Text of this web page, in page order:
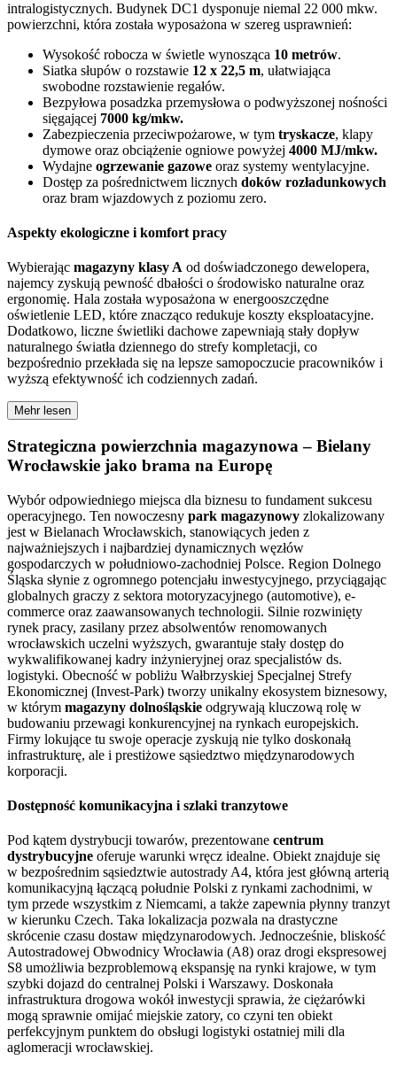
intralogistycznych. Budynek DC1 dysponuje niemal 22 000 mkw.
powierzchni, która została wyposażona w szereg usprawnień:
Wysokość robocza w świetle wynosząca 10 metrów.
Siatka słupów o rozstawie 12 x 22,5 m, ułatwiająca
swobodne rozstawienie regałów.
Bezpyłowa posadzka przemysłowa o podwyższonej nośności
sięgającej 7000 kg/mkw.
Zabezpieczenia przeciwpożarowe, w tym tryskacze, klapy
dymowe oraz obciążenie ogniowe powyżej 4000 MJ/mkw.
Wydajne ogrzewanie gazowe oraz systemy wentylacyjne.
Dostęp za pośrednictwem licznych doków rozładunkowych
oraz bram wjazdowych z poziomu zero.
Aspekty ekologiczne i komfort pracy
Wybierając magazyny klasy A od doświadczonego dewelopera,
najemcy zyskują pewność dbałości o środowisko naturalne oraz
ergonomię. Hala została wyposażona w energooszczędne
oświetlenie LED, które znacząco redukuje koszty eksploatacyjne.
Dodatkowo, liczne świetliki dachowe zapewniają stały dopływ
naturalnego światła dziennego do strefy kompletacji, co
bezpośrednio przekłada się na lepsze samopoczucie pracowników i
wyższą efektywność ich codziennych zadań.
Mehr lesen
Strategiczna powierzchnia magazynowa – Bielany
Wrocławskie jako brama na Europę
Wybór odpowiedniego miejsca dla biznesu to fundament sukcesu
operacyjnego. Ten nowoczesny park magazynowy zlokalizowany
jest w Bielanach Wrocławskich, stanowiących jeden z
najważniejszych i najbardziej dynamicznych węzłów
gospodarczych w południowo-zachodniej Polsce. Region Dolnego
Śląska słynie z ogromnego potencjału inwestycyjnego, przyciągając
globalnych graczy z sektora motoryzacyjnego (automotive), e-
commerce oraz zaawansowanych technologii. Silnie rozwinięty
rynek pracy, zasilany przez absolwentów renomowanych
wrocławskich uczelni wyższych, gwarantuje stały dostęp do
wykwalifikowanej kadry inżynieryjnej oraz specjalistów ds.
logistyki. Obecność w pobliżu Wałbrzyskiej Specjalnej Strefy
Ekonomicznej (Invest-Park) tworzy unikalny ekosystem biznesowy,
w którym magazyny dolnośląskie odgrywają kluczową rolę w
budowaniu przewagi konkurencyjnej na rynkach europejskich.
Firmy lokujące tu swoje operacje zyskują nie tylko doskonałą
infrastrukturę, ale i prestiżowe sąsiedztwo międzynarodowych
korporacji.
Dostępność komunikacyjna i szlaki tranzytowe
Pod kątem dystrybucji towarów, prezentowane centrum
dystrybucyjne oferuje warunki wręcz idealne. Obiekt znajduje się
w bezpośrednim sąsiedztwie autostrady A4, która jest główną arterią
komunikacyjną łączącą południe Polski z rynkami zachodnimi, w
tym przede wszystkim z Niemcami, a także zapewnia płynny tranzyt
w kierunku Czech. Taka lokalizacja pozwala na drastyczne
skrócenie czasu dostaw międzynarodowych. Jednocześnie, bliskość
Autostradowej Obwodnicy Wrocławia (A8) oraz drogi ekspresowej
S8 umożliwia bezproblemową ekspansję na rynki krajowe, w tym
szybki dojazd do centralnej Polski i Warszawy. Doskonała
infrastruktura drogowa wokół inwestycji sprawia, że ciężarówki
mogą sprawnie omijać miejskie zatory, co czyni ten obiekt
perfekcyjnym punktem do obsługi logistyki ostatniej mili dla
aglomeracji wrocławskiej.